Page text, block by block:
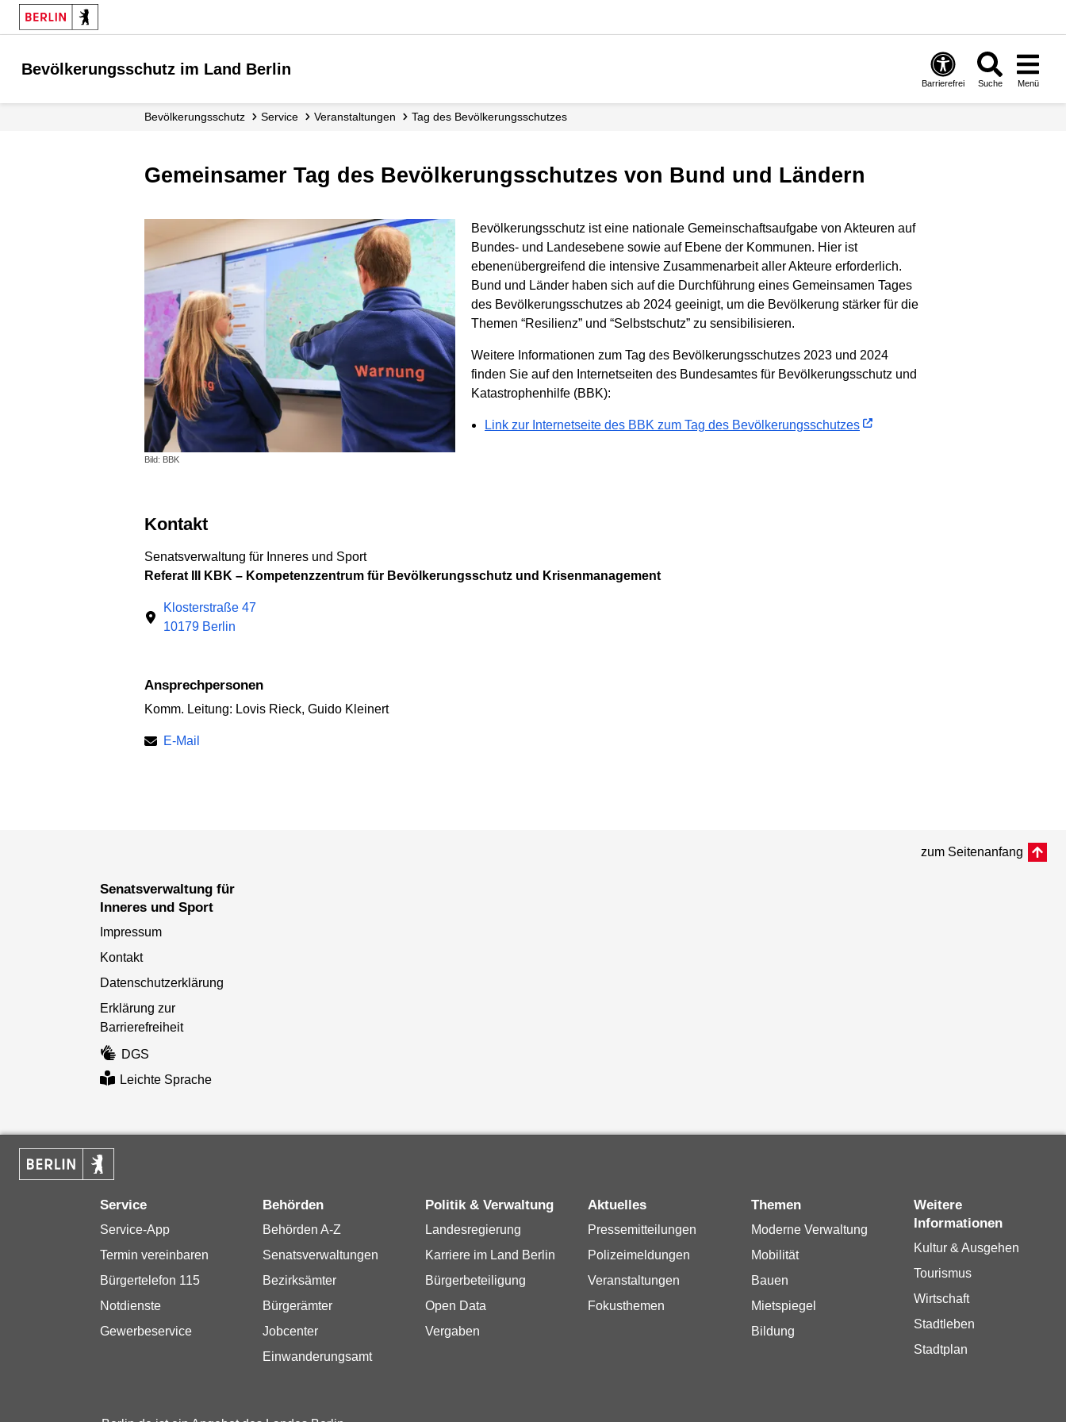
Bevölkerungsschutz im Land Berlin
Barrierefrei Suche Menü
Bevölkerungsschutz Service Veranstaltungen Tag des Bevölkerungs­schutzes
Gemeinsamer Tag des Bevölkerungsschutzes von Bund und Ländern
Bild: BBK
Bevölkerungsschutz ist eine nationale Gemeinschaftsaufgabe von Akteuren auf
Bundes- und Landesebene sowie auf Ebene der Kommunen. Hier ist
ebenenübergreifend die intensive Zusammenarbeit aller Akteure erforderlich.
Bund und Länder haben sich auf die Durchführung eines Gemeinsamen Tages
des Bevölkerungsschutzes ab 2024 geeinigt, um die Bevölkerung stärker für die
Themen “Resilienz” und “Selbstschutz” zu sensibilisieren.
Weitere Informationen zum Tag des Bevölkerungsschutzes 2023 und 2024
finden Sie auf den Internetseiten des Bundesamtes für Bevölkerungsschutz und
Katastrophenhilfe (BBK):
Link zur Internetseite des BBK zum Tag des Bevölkerungsschutzes
Kontakt
Senatsverwaltung für Inneres und Sport
Referat III KBK – Kompetenzzentrum für Bevölkerungsschutz und Krisenmanagement
Klosterstraße 47
10179 Berlin
Ansprechpersonen
Komm. Leitung: Lovis Rieck, Guido Kleinert
E-Mail
zum Seitenanfang
Senatsverwaltung für
Inneres und Sport
Impressum
Kontakt
Datenschutzerklärung
Erklärung zur
Barrierefreiheit
DGS
Leichte Sprache
Service
Service-App
Termin vereinbaren
Bürgertelefon 115
Notdienste
Gewerbeservice
Behörden
Behörden A-Z
Senatsverwaltungen
Bezirksämter
Bürgerämter
Jobcenter
Einwanderungsamt
Politik & Verwaltung
Landesregierung
Karriere im Land Berlin
Bürgerbeteiligung
Open Data
Vergaben
Aktuelles
Pressemitteilungen
Polizeimeldungen
Veranstaltungen
Fokusthemen
Themen
Moderne Verwaltung
Mobilität
Bauen
Mietspiegel
Bildung
Weitere
Informationen
Kultur & Ausgehen
Tourismus
Wirtschaft
Stadtleben
Stadtplan